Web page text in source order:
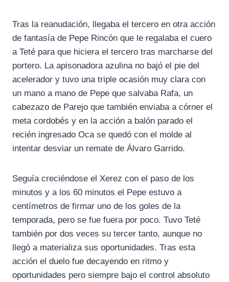
Tras la reanudación, llegaba el tercero en otra acción
de fantasía de Pepe Rincón que le regalaba el cuero
a Teté para que hiciera el tercero tras marcharse del
portero. La apisonadora azulina no bajó el pie del
acelerador y tuvo una triple ocasión muy clara con
un mano a mano de Pepe que salvaba Rafa, un
cabezazo de Parejo que también enviaba a córner el
meta cordobés y en la acción a balón parado el
recién ingresado Oca se quedó con el molde al
intentar desviar un remate de Álvaro Garrido.
Seguía creciéndose el Xerez con el paso de los
minutos y a los 60 minutos el Pepe estuvo a
centímetros de firmar uno de los goles de la
temporada, pero se fue fuera por poco. Tuvo Teté
también por dos veces su tercer tanto, aunque no
llegó a materializa sus oportunidades. Tras esta
acción el duelo fue decayendo en ritmo y
oportunidades pero siempre bajo el control absoluto